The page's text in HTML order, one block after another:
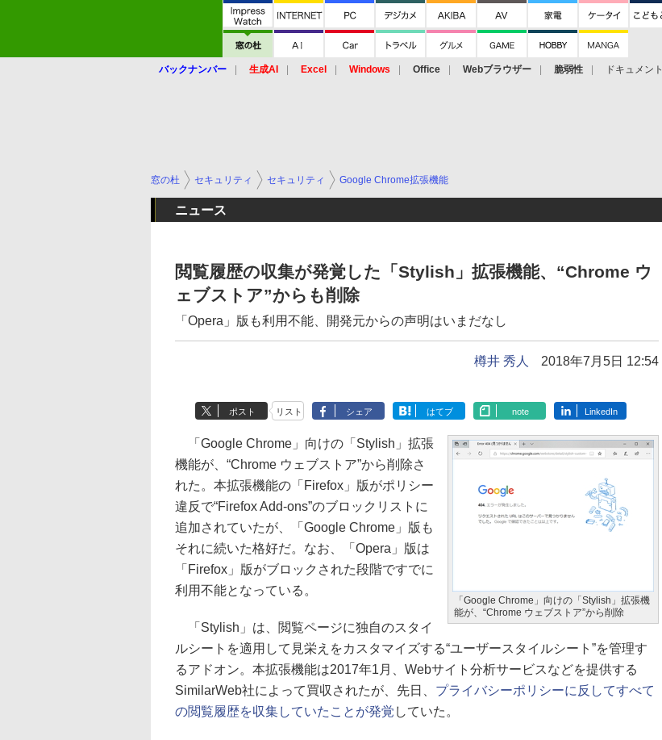
バックナンバー 生成AI Excel Windows Office Webブラウザー 脆弱性 ドキュメント
窓の杜 セキュリティ セキュリティ Google Chrome拡張機能
ニュース
閲覧履歴の収集が発覚した「Stylish」拡張機能、“Chrome ウ
ェブストア”からも削除
「Opera」版も利用不能、開発元からの声明はいまだなし
樽井 秀人 2018年7月5日 12:54
ポスト リスト シェア はてブ note LinkedIn
「Google Chrome」向けの「Stylish」拡張機
能が、“Chrome ウェブストア”から削除
「Google Chrome」向けの「Stylish」拡張
機能が、“Chrome ウェブストア”から削除さ
れた。本拡張機能の「Firefox」版がポリシー
違反で“Firefox Add-ons”のブロックリストに
追加されていたが、「Google Chrome」版も
それに続いた格好だ。なお、「Opera」版は
「Firefox」版がブロックされた段階ですでに
利用不能となっている。
「Stylish」は、閲覧ページに独自のスタイ
ルシートを適用して見栄えをカスタマイズする“ユーザースタイルシート”を管理す
るアドオン。本拡張機能は2017年1月、Webサイト分析サービスなどを提供する
SimilarWeb社によって買収されたが、先日、 プライバシーポリシーに反してすべて
の閲覧履歴を収集していたことが発覚 していた。